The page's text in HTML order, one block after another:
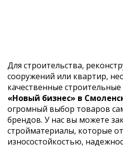
Для строительства,
сооружений или квартир,
качественные
«Новый бизнес» в
огромный выбор товаров
брендов. У нас вы можете
стройматериалы, которые
износостойкостью,